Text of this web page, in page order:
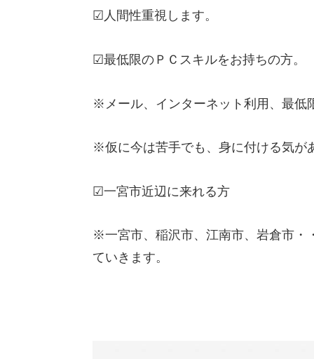
☑人間性重視します。
☑最低限のＰＣスキルをお持ちの方。
※メール、インターネット利用、最低
※仮に今は苦手でも、身に付ける気が
☑一宮市近辺に来れる方
※一宮市、稲沢市、江南市、岩倉市・
ていきます。